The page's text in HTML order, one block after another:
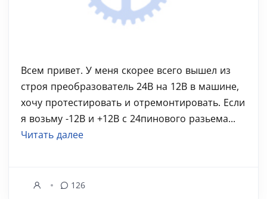
Всем привет. У меня скорее всего вышел из
строя преобразователь 24В на 12В в машине,
хочу протестировать и отремонтировать. Если
я возьму -12В и +12В с 24пинового разьема...
Читать далее
126